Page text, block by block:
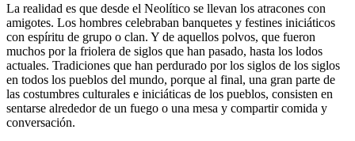
La realidad es que desde el Neolítico se llevan los atracones con
amigotes. Los hombres celebraban banquetes y festines iniciáticos
con espíritu de grupo o clan. Y de aquellos polvos, que fueron
muchos por la friolera de siglos que han pasado, hasta los lodos
actuales. Tradiciones que han perdurado por los siglos de los siglos
en todos los pueblos del mundo, porque al final, una gran parte de
las costumbres culturales e iniciáticas de los pueblos, consisten en
sentarse alrededor de un fuego o una mesa y compartir comida y
conversación.